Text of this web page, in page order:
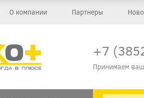
О компании Партнеры
+7
Принимаем